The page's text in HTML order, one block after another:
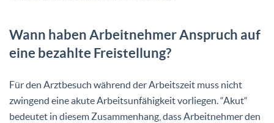
Wann haben Arbeitnehmer Anspruch auf
eine bezahlte Freistellung?
Für den Arztbesuch während der Arbeitszeit muss nicht
zwingend eine akute Arbeitsunfähigkeit vorliegen. “Akut“
bedeutet in diesem Zusammenhang, dass Arbeitnehmer den